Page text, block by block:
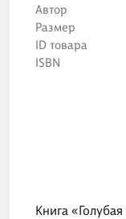
Автор
Размер
ID товара
ISBN
Книга